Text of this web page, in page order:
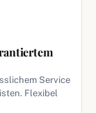
Service
Flexibel